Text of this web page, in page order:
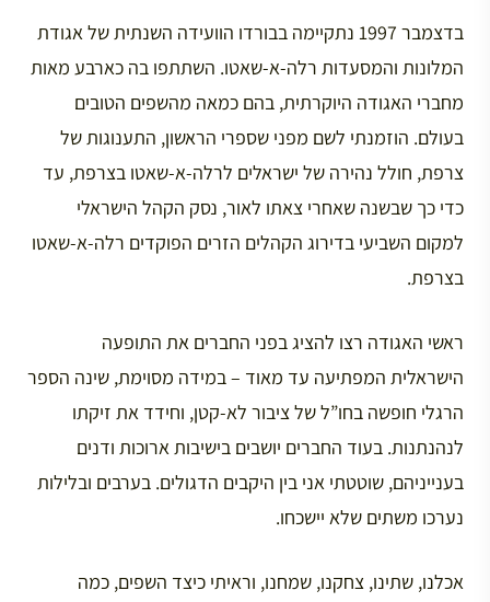
בדצמבר 1997 נתקיימה בבורדו הוועידה השנתית של אגודת
המלונות והמסעדות רלה-א-שאטו. השתתפו בה כארבע מאות
מחברי האגודה היוקרתית, בהם כמאה מהשפים הטובים
בעולם. הוזמנתי לשם מפני שספרי הראשון, התענוגות של
צרפת, חולל נהירה של ישראלים לרלה-א-שאטו בצרפת, עד
כדי כך שבשנה שאחרי צאתו לאור, נסק הקהל הישראלי
למקום השביעי בדירוג הקהלים הזרים הפוקדים רלה-א-שאטו
בצרפת.
ראשי האגודה רצו להציג בפני החברים את התופעה
הישראלית המפתיעה עד מאוד – במידה מסוימת, שינה הספר
הרגלי חופשה בחו”ל של ציבור לא-קטן, וחידד את זיקתו
לנהנתנות. בעוד החברים יושבים בישיבות ארוכות ודנים
בענייניהם, שוטטתי אני בין היקבים הדגולים. בערבים ובלילות
נערכו משתים שלא יישכחו.
אכלנו, שתינו, צחקנו, שמחנו, וראיתי כיצד השפים, כמה